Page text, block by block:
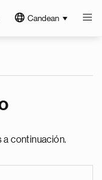
Candean
a continuación.